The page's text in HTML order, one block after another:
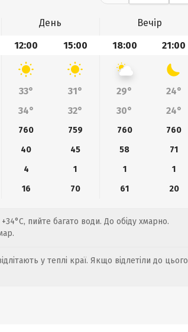
День
Вечір
12:00 15:00 18:00 21:00
33° 31° 29°
24°
34° 32° 30° 24°
760 759 760
760
40 45 58
71
4 1 1
1
16 70 61 20
пийте багато води. До обіду хмарно.
у теплі краї. Якщо відлетіли до цього